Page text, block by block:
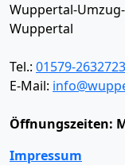
Wuppertal-
Wuppertal
Tel.: 01579-2632723
E-Mail:
Öffnungszeiten:
Impressum